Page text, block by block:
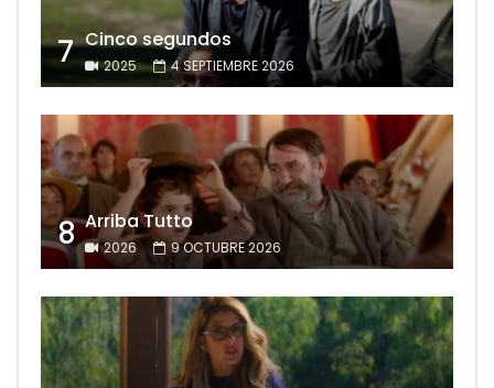
7 Cinco segundos
2025 4 SEPTIEMBRE 2026
8 Arriba Tutto
2026 9 OCTUBRE 2026